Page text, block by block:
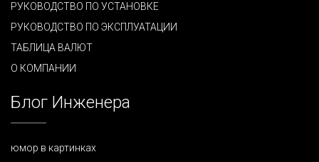
РУКОВОДСТВО ПО УСТАНОВКЕ
РУКОВОДСТВО ПО ЭКСПЛУАТАЦИИ
ТАБЛИЦА ВАЛЮТ
О КОМПАНИИ
Блог Инженера
юмор в картинках